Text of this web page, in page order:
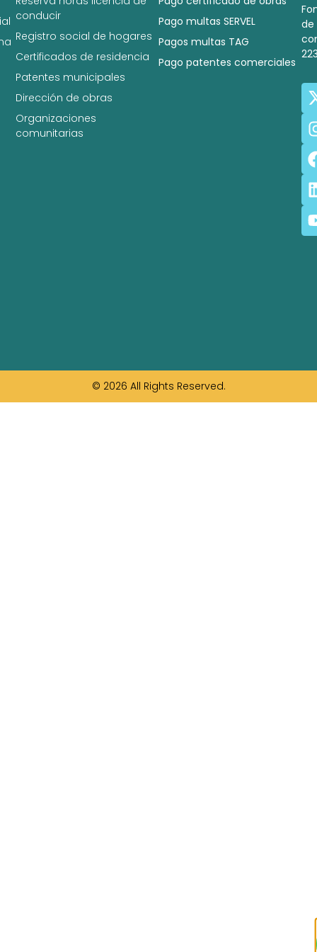
Pago multas SERVEL
Pagos multas TAG
Pago patentes comerciales
conducir
Registro social de hogares
Certificados de residencia
Patentes municipales
Dirección de obras
Organizaciones
comunitarias
de
© 2026 All Rights Reserved.